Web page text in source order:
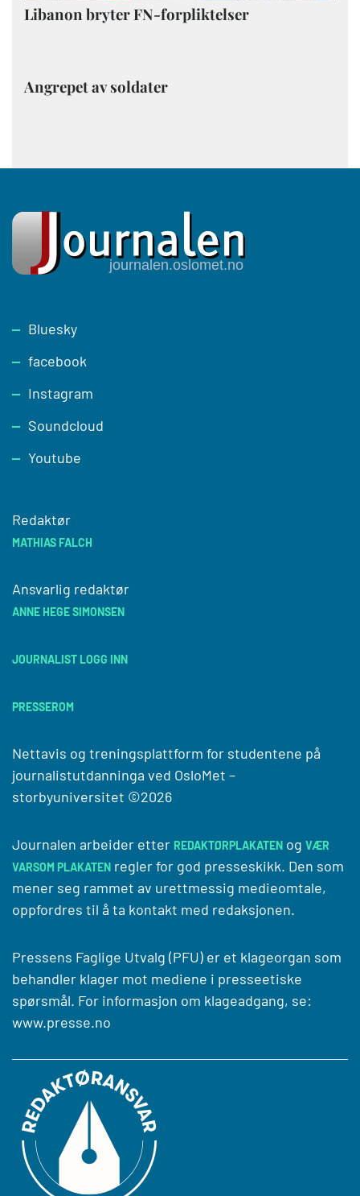
Libanon bryter FN-forpliktelser
Angrepet av soldater
Footer
Bluesky
facebook
Instagram
Soundcloud
Youtube
Redaktør
MATHIAS FALCH
Ansvarlig redaktør
ANNE HEGE SIMONSEN
JOURNALIST LOGG INN
PRESSEROM
Nettavis og treningsplattform for studentene på
journalistutdanninga ved OsloMet –
storbyuniversitet ©2026
Journalen arbeider etter REDAKTØRPLAKATEN og VÆR
VARSOM PLAKATEN regler for god presseskikk. Den som
mener seg rammet av urettmessig medieomtale,
oppfordres til å ta kontakt med redaksjonen.
Pressens Faglige Utvalg (PFU) er et klageorgan som
behandler klager mot mediene i presseetiske
spørsmål. For informasjon om klageadgang, se:
www.presse.no